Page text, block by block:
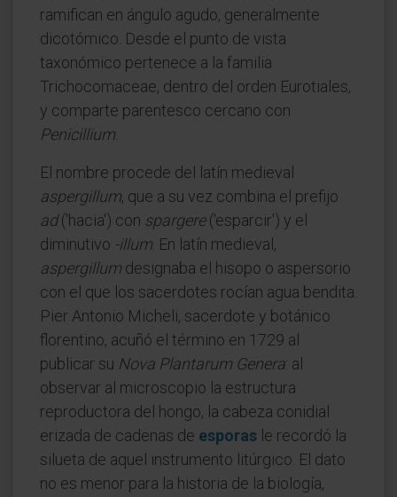
ramifican en ángulo agudo, generalmente
dicotómico. Desde el punto de vista
taxonómico pertenece a la familia
Trichocomaceae, dentro del orden Eurotiales,
y comparte parentesco cercano con
Penicillium
El nombre procede del latín medieval
aspergillum, que a su vez combina el prefijo
ad('hacia') con spargere('esparcir') y el
diminutivo -illum . En latín medieval,
aspergillum designaba el hisopo o aspersorio
con el que los sacerdotes rocían agua bendita.
Pier Antonio Micheli, sacerdote y botánico
florentino, acuñó el término en 1729 al
publicar su Nova Plantarum Genera: al
observar al microscopio la estructura
reproductora del hongo, la cabeza conidial
erizada de cadenas de esporas le recordó la
silueta de aquel instrumento litúrgico. El dato
no es menor para la historia de la biología,